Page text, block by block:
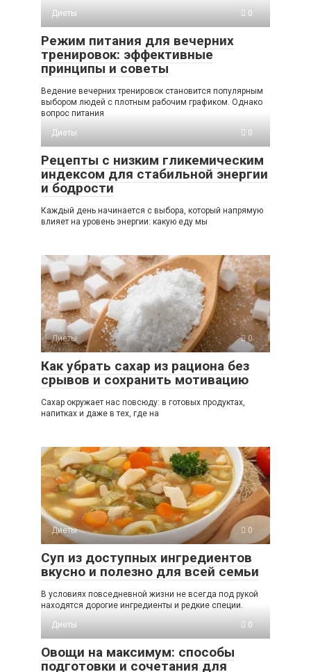
Диеты
0
Режим питания для вечерних
тренировок: эффективные
принципы и советы
Ведение вечерних тренировок становится популярным
выбором людей с плотным рабочим графиком. Однако
вопрос питания
Диеты
0
Рецепты с низким гликемическим
индексом для стабильной энергии
и бодрости
Каждый день начинается с выбора, который напрямую
влияет на уровень энергии: какую еду мы
Диеты 0
Как убрать сахар из рациона без
срывов и сохранить мотивацию
Сахар окружает нас повсюду: в готовых продуктах,
напитках и даже в тех, где на
Диеты 0
Суп из доступных ингредиентов
вкусно и полезно для всей семьи
В условиях повседневной жизни не всегда под рукой
находятся дорогие ингредиенты и редкие специи.
Диеты
0
Овощи на максимум: способы
подготовки и сочетания для